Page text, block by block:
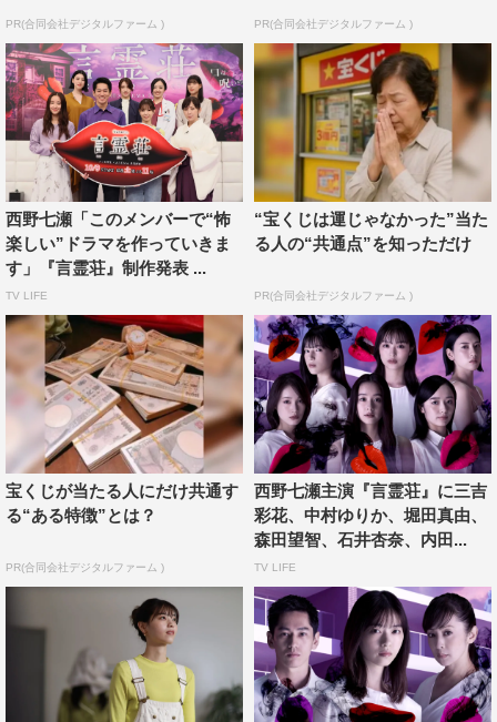
PR(合同会社デジタルファーム ) PR(合同会社デジタルファーム )
西野七瀬「このメンバーで“怖
楽しい”ドラマを作っていきま
す」『言霊荘』制作発表 ...
TV LIFE
“宝くじは運じゃなかった”当た
る人の“共通点”を知っただけ
PR(合同会社デジタルファーム )
宝くじが当たる人にだけ共通す
る“ある特徴”とは？
PR(合同会社デジタルファーム )
西野七瀬主演『言霊荘』に三吉
彩花、中村ゆりか、堀田真由、
森田望智、石井杏奈、内田...
TV LIFE